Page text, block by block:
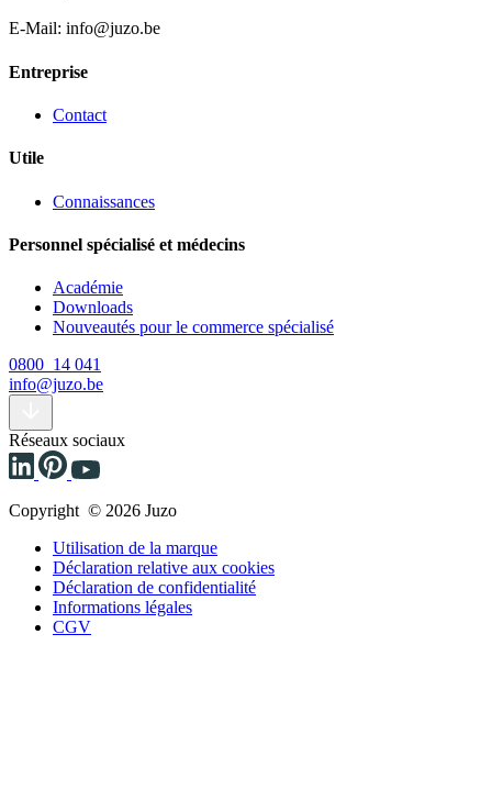
E-Mail: info@juzo.be
Entreprise
Contact
Utile
Connaissances
Personnel spécialisé et médecins
Académie
Downloads
Nouveautés pour le commerce spécialisé
0800 14 041
info@juzo.be
Réseaux sociaux
Copyright © 2026 Juzo
Utilisation de la marque
Déclaration relative aux cookies
Déclaration de confidentialité
Informations légales
CGV